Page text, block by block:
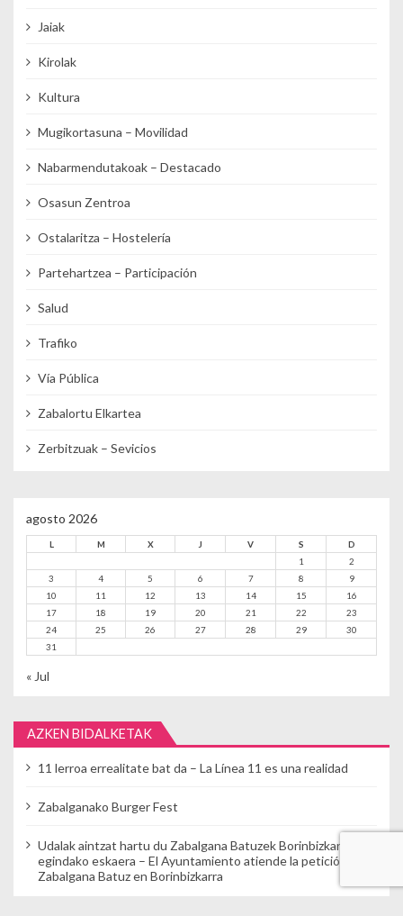
Jaiak
Kirolak
Kultura
Mugikortasuna – Movilidad
Nabarmendutakoak – Destacado
Osasun Zentroa
Ostalaritza – Hostelería
Partehartzea – Participación
Salud
Trafiko
Vía Pública
Zabalortu Elkartea
Zerbitzuak – Sevicios
agosto 2026
L M X J V S
D
1
2
3
4 5 6 7 8
9
10
11 12 13 14 15
16
17
18 19 20 21 22
23
24
25 26 27 28 29
30
31
« Jul
AZKEN BIDALKETAK
11 lerroa errealitate bat da – La Línea 11 es una realidad
Zabalganako Burger Fest
Udalak aintzat hartu du Zabalgana Batuzek Borinbizkarran
egindako eskaera – El Ayuntamiento atiende la petición de
Zabalgana Batuz en Borinbizkarra